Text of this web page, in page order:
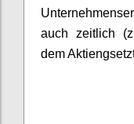
auch zeitlich
dem A